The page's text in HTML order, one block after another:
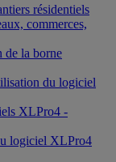
résidentiels
commerces,
de la borne
du logiciel
XLPro4 -
logiciel XLPro4